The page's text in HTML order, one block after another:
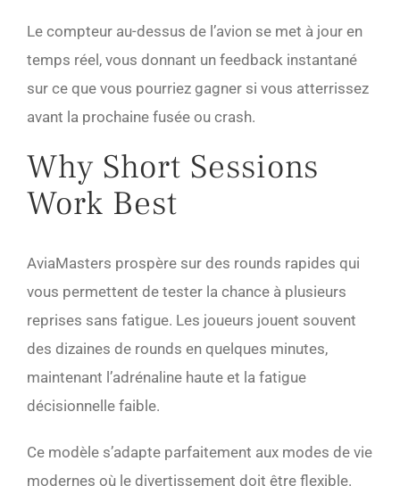
Le compteur au-dessus de l’avion se met à jour en
temps réel, vous donnant un feedback instantané
sur ce que vous pourriez gagner si vous atterrissez
avant la prochaine fusée ou crash.
Why Short Sessions
Work Best
AviaMasters prospère sur des rounds rapides qui
vous permettent de tester la chance à plusieurs
reprises sans fatigue. Les joueurs jouent souvent
des dizaines de rounds en quelques minutes,
maintenant l’adrénaline haute et la fatigue
décisionnelle faible.
Ce modèle s’adapte parfaitement aux modes de vie
modernes où le divertissement doit être flexible.